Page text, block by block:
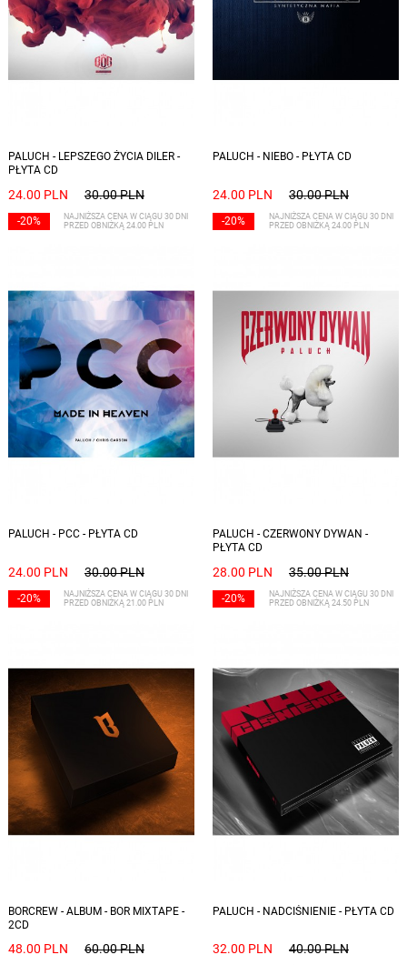
PALUCH - LEPSZEGO ŻYCIA DILER -
PŁYTA CD
24.00 PLN 30.00 PLN
-20%
NAJNIŻSZA CENA W CIĄGU 30 DNI
PRZED OBNIŻKĄ 24.00 PLN
PALUCH - NIEBO - PŁYTA CD
24.00 PLN 30.00 PLN
-20%
NAJNIŻSZA CENA W CIĄGU 30 DNI
PRZED OBNIŻKĄ 24.00 PLN
PALUCH - PCC - PŁYTA CD
24.00 PLN 30.00 PLN
-20%
NAJNIŻSZA CENA W CIĄGU 30 DNI
PRZED OBNIŻKĄ 21.00 PLN
PALUCH - CZERWONY DYWAN -
PŁYTA CD
28.00 PLN 35.00 PLN
-20%
NAJNIŻSZA CENA W CIĄGU 30 DNI
PRZED OBNIŻKĄ 24.50 PLN
BORCREW - ALBUM - BOR MIXTAPE -
2CD
48.00 PLN 60.00 PLN
PALUCH - NADCIŚNIENIE - PŁYTA CD
32.00 PLN 40.00 PLN